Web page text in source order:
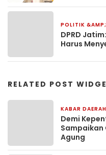
POLITIK
DPRD
Harus
RELATED POST
KABAR DAERAH
Demi
Sampaikan
Agung